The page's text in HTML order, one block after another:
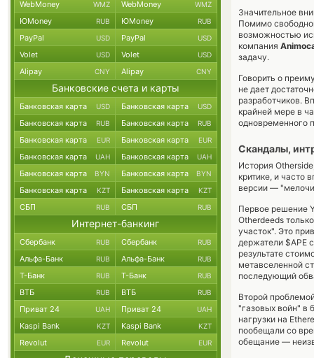
Значительное
Помимо
возможностью
компания
задачу.
Говорить о
не дает
разработчиков.
крайней мере в
одновременного
Скандалы,
История
критике, и часто
версии —
Первое решение
Otherdeeds
участок". Это
держатели $APE
результате
метавселенной
последующий
Второй
"газовых войн" в
нагрузки на
пообещали со
обещание —
WebMoney WMZ WebMoney WMZ
ЮMoney RUB ЮMoney RUB
PayPal USD PayPal USD
Volet USD Volet USD
Alipay CNY Alipay CNY
Банковские счета и карты
Банковская карта USD Банковская карта USD
Банковская карта RUB Банковская карта RUB
Банковская карта EUR Банковская карта EUR
Банковская карта UAH Банковская карта UAH
Банковская карта BYN Банковская карта BYN
Банковская карта KZT Банковская карта KZT
СБП RUB СБП RUB
Интернет-банкинг
Сбербанк RUB Сбербанк RUB
Альфа-Банк RUB Альфа-Банк RUB
Т-Банк RUB Т-Банк RUB
ВТБ RUB ВТБ RUB
Приват 24 UAH Приват 24 UAH
Kaspi Bank KZT Kaspi Bank KZT
Revolut EUR Revolut EUR